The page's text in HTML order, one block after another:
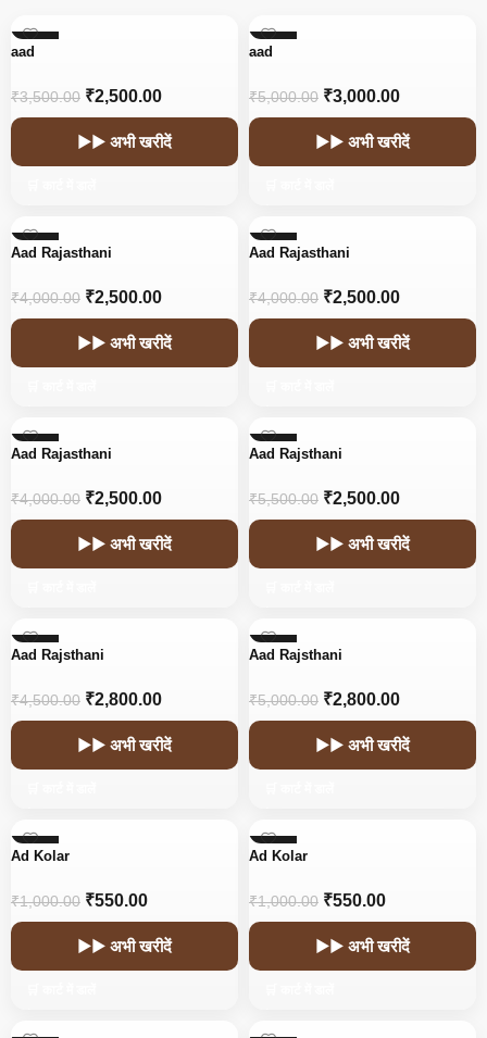
-29%
aad
₹3,500.00 ₹2,500.00
▶▶ अभी खरीदें
-40%
aad
₹5,000.00 ₹3,000.00
▶▶ अभी खरीदें
-38%
Aad Rajasthani
₹4,000.00 ₹2,500.00
▶▶ अभी खरीदें
-38%
Aad Rajasthani
₹4,000.00 ₹2,500.00
▶▶ अभी खरीदें
-38%
Aad Rajasthani
₹4,000.00 ₹2,500.00
▶▶ अभी खरीदें
-55%
Aad Rajsthani
₹5,500.00 ₹2,500.00
▶▶ अभी खरीदें
-38%
Aad Rajsthani
₹4,500.00 ₹2,800.00
▶▶ अभी खरीदें
-44%
Aad Rajsthani
₹5,000.00 ₹2,800.00
▶▶ अभी खरीदें
-45%
Ad Kolar
₹1,000.00 ₹550.00
▶▶ अभी खरीदें
-45%
Ad Kolar
₹1,000.00 ₹550.00
▶▶ अभी खरीदें